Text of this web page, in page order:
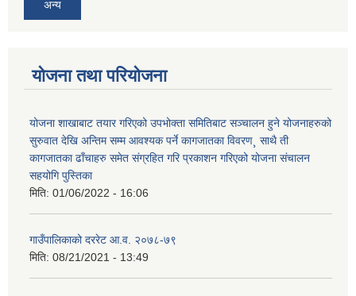
अन्य
योजना तथा परियोजना
योजना शाखाबाट तयार गरिएको उपभोक्ता समितिबाट सञ्चालन हुने योजनाहरुको
सुरुवात देखि अन्तिम सम्म आवश्यक पर्ने कागजातका विवरण¸ साथै ती
कागजातका ढाँचाहरु समेत संग्रहित गरि प्रकाशन गरिएको योजना संचालन
सहयोगि पुस्तिका
मिति: 01/06/2022 - 16:06
गाउँपालिकाको दररेट आ.व. २०७८-७९
मिति: 08/21/2021 - 13:49